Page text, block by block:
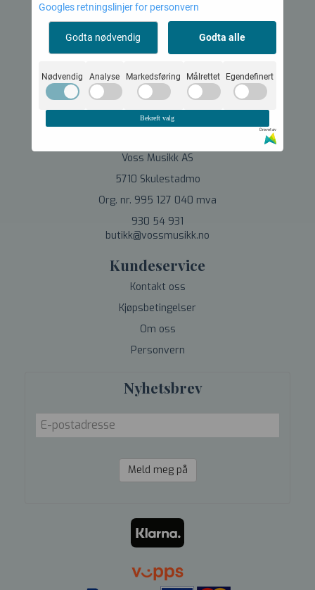
Org.nr. 995 127 040
© 2026 Voss Musikk AS - Powered byMystore.no
Voss Musikk AS
5710 Skulestadmo
Org. nr. 995 127 040 mva
930 54 931
butikk@vossmusikk.no
Kundeservice
Kontakt oss
Kjøpsbetingelser
Om oss
Personvern
Nyhetsbrev
Meld meg på
Googles retningslinjer for personvern
Godta nødvendig Godta alle
Nødvendig Analyse Markedsføring Målrettet Egendefinert
Bekreft valg
Drevet av